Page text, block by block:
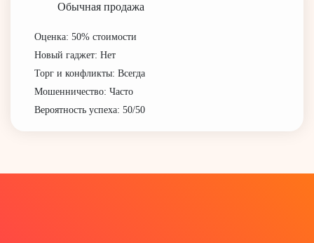
Обычная продажа
Оценка: 50% стоимости
Новый гаджет: Нет
Торг и конфликты: Всегда
Мошенничество: Часто
Вероятность успеха: 50/50